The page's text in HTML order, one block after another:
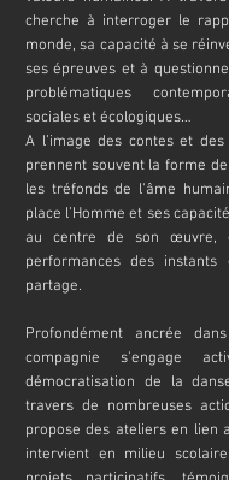
cherche à interroger le
monde, sa capacité à se
ses épreuves et à
problématiques
sociales et écologiques…
A l’image des contes et
prennent souvent la forme
les tréfonds de l'âme
place l’Homme et ses
au centre de son œuvre,
performances des
partage.
Profondément ancrée
compagnie s'engage
démocratisation de la
travers de nombreuses
propose des ateliers en lien
intervient en milieu